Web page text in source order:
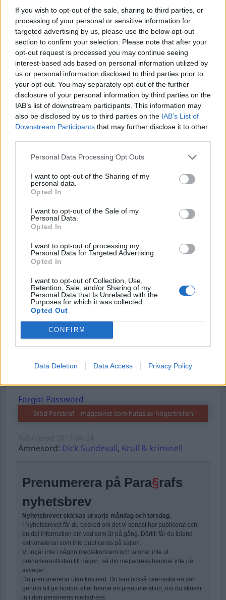
If you wish to opt-out of the sale, sharing to third parties, or
processing of your personal or sensitive information for
targeted advertising by us, please use the below opt-out
section to confirm your selection. Please note that after your
opt-out request is processed you may continue seeing
interest-based ads based on personal information utilized by
us or personal information disclosed to third parties prior to
your opt-out. You may separately opt-out of the further
disclosure of your personal information by third parties on the
IAB’s list of downstream participants. This information may
also be disclosed by us to third parties on the IAB’s List of
Downstream Participants that may further disclose it to other
Personal Data Processing Opt Outs
I want to opt-out of the Sharing of my
personal data.
Opted In
I want to opt-out of the Sale of my
Personal Data.
Opted In
I want to opt-out of processing my
Personal Data for Targeted Advertising.
Opted In
I want to opt-out of Collection, Use,
Retention, Sale, and/or Sharing of my
Personal Data that Is Unrelated with the
Purposes for which it was collected.
Opted Out
CONFIRM
Data Deletion Data Access Privacy Policy
roliga och annorlunda intervjuer med fångar
på landets anstalter, före detta kriminella och
personer som på olika sätt arbetar med
kriminal- och rättsfrågor. Nu kommer hans
program även att kunna lyssnas på via
Para§raf. Och det är definitivt inte bara för att
han nu även har intervjuat Para§rafs
chefredaktör Dick Sundevall.
Bobbo Krulls presentation av dagens avsnitt: Dick
Sundevall - uppmärksammad och prisbelönad
Börja prenumerera för att läsa detta innehåll.
Starta din prenumerationhär
Username or E-mail
Password
Remember Me
Forgot Password
Stöd Para§raf – magasinet som hatas av högertrollen
Ämnesord: Dick Sundevall, Krull & kriminell
Prenumerera på Para§rafs
nyhetsbrev
Nyhetsbrevet skickas ut varje måndag och torsdag.
I Nyhetsbrevet får du besked om det vi senast har publicerat och
en del information om vad som är på gång. Därtill får du ibland
extramaterial som inte publiceras på sajten.
Vi ingår inte i någon mediekoncern och lämnar inte ut
prenumerantlistan till någon, så din mejladress hamnar inte på
avvägar.
Du prenumererar utan kostnad. Du kan också överraska en vän
genom att ge honom eller henne en prenumeration, om du skriver
in i den personens mejladress.